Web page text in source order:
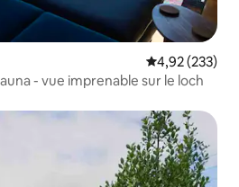
Note
4,92 (233)
- vue imprenable sur le loch